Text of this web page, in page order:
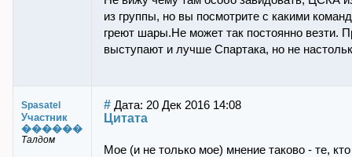
из группы, но вы посмотрите с какими
греют шары.Не может так постоянно везти.
выступают и лучше Спартака, но не
Spasatel
Участник
������
Талдом
# Дата: 20 Дек 2016 14:08
Цитата
Мое (и не только мое) мнение таково - те,